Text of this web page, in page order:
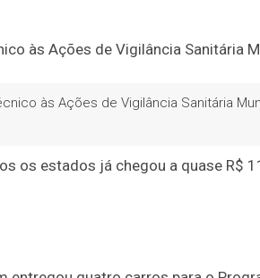
às Ações de Vigilância Sanitária
os estados já chegou a quase R$